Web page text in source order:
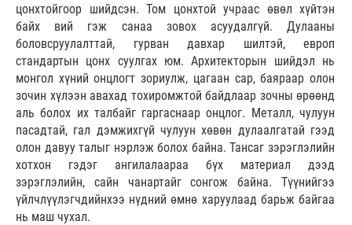
цонхтойгоор шийдсэн. Том цонхтой учраас өвөл хүйтэн
байх вий гэж санаа зовох асуудалгүй. Дулааны
боловсруулалттай, гурван давхар шилтэй, европ
стандартын цонх суулгах юм. Архитекторын шийдэл нь
монгол хүний онцлогт зориулж, цагаан сар, баяраар олон
зочин хүлээн авахад тохиромжтой байдлаар зочны өрөөнд
аль болох их талбайг гаргаснаар онцлог. Металл, чулуун
пасадтай, гал дэмжихгүй чулуун хөвөн дулаалгатай гээд
олон давуу талыг нэрлэж болох байна. Тансаг зэрэглэлийн
хотхон гэдэг ангилалаараа бүх материал дээд
зэрэглэлийн, сайн чанартайг сонгож байна. Түүнийгээ
үйлчлүүлэгчдийнхээ нүдний өмнө харуулаад барьж байгаа
нь маш чухал.